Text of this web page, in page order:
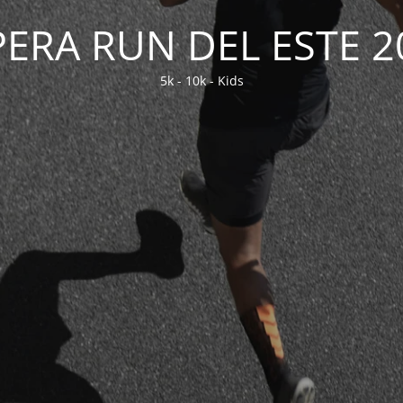
RUN DEL ESTE
5k - 10k - Kids